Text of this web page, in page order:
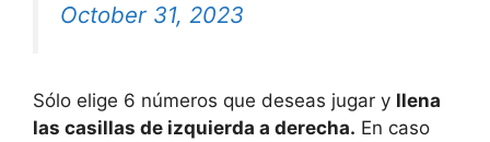
October 31, 2023
Sólo elige 6 números que deseas jugar y llena
las casillas de izquierda a derecha. En caso